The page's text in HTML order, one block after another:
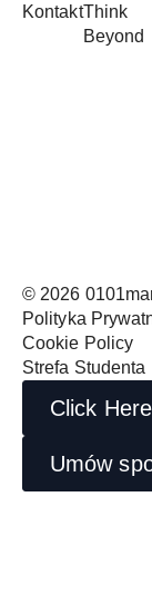
KontaktThink
Beyond
© 2026
Polityka
Cookie Policy
Strefa Studenta
Click Here
Umów